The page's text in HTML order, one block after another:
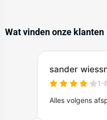
Wat vinden onze klanten